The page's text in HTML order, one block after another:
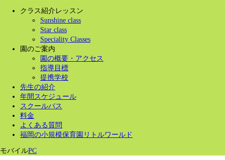
クラス紹介レッスン
Sunshine class
Star class
Speciality Classes
園のご案内
園の概要・アクセス
指導目標
提携学校
先生の紹介
年間スケジュール
スクールバス
料金
よくある質問
福岡の小規模保育園リトルワールド
モバイルPC